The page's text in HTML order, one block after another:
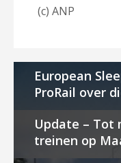
(c) ANP
European
ProRail over
Update – Tot
treinen op